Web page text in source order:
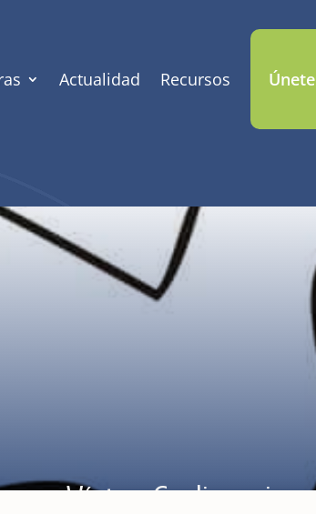
Actualidad Recursos Únete
Víctor Codina sj